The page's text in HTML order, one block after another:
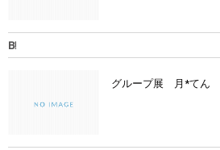
グループ展 月*てん